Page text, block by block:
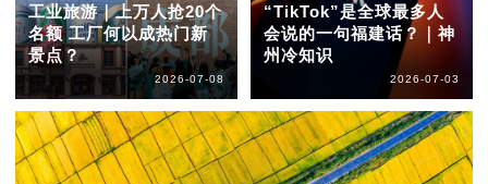
工业旅游｜上万人抢20个
名额 工厂何以成热门新
景点？
2026-07-08
“TikTok”是全球最多人
会说的一句福建话？｜神
州冷知识
2026-07-03